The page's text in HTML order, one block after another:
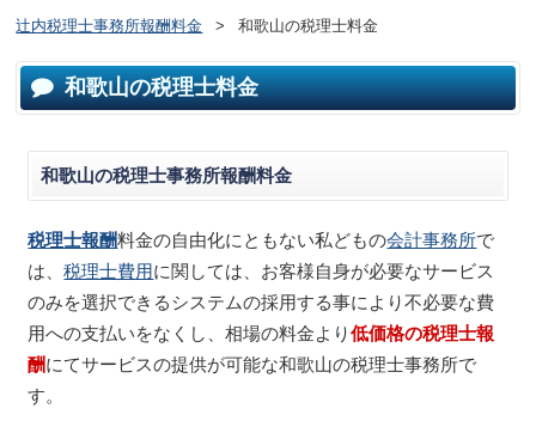
辻内税理士事務所報酬料金 > 和歌山の税理士料金
和歌山の税理士料金
和歌山の税理士事務所報酬料金
税理士報酬料金の自由化にともない私どもの会計事務所で
は、税理士費用に関しては、お客様自身が必要なサービス
のみを選択できるシステムの採用する事により不必要な費
用への支払いをなくし、相場の料金より低価格の税理士報
酬にてサービスの提供が可能な和歌山の税理士事務所で
す。